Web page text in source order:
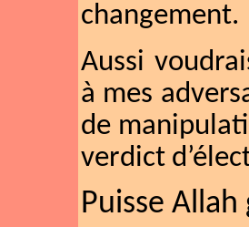
changement.
Aussi
à mes
de
verdict
Puisse